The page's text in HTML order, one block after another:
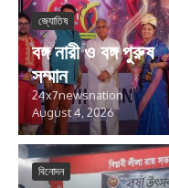
জ্যোতিষ
বঙ্গ নারী ও বঙ্গ পুরুষ
সম্মান
24x7newsnation
August 4, 2026
বিনোদন